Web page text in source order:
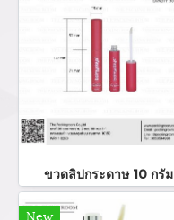
ขวดลิปกระดาษ 10 กรัม
New